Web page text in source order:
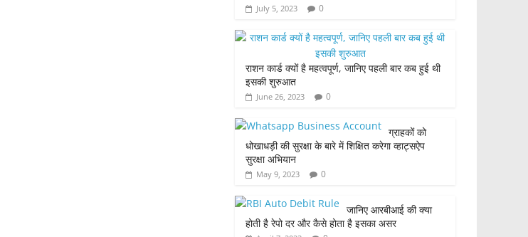
July 5, 2023 0
राशन कार्ड क्यों है महत्वपूर्ण, जानिए पहली बार कब हुई थी
इसकी शुरुआत
June 26, 2023 0
ग्राहकों को
धोखाधड़ी की सुरक्षा के बारे में शिक्षित करेगा व्हाट्सऐप
सुरक्षा अभियान
May 9, 2023 0
जानिए आरबीआई की क्या
होती है रेपो दर और कैसे होता है इसका असर